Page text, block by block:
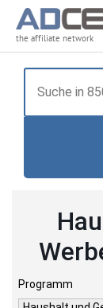
the affiliate network
Programm